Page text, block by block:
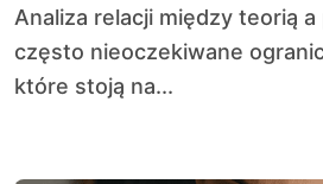
Analiza relacji między teorią a praktyką ukazuje
często nieoczekiwane
które stoją na...